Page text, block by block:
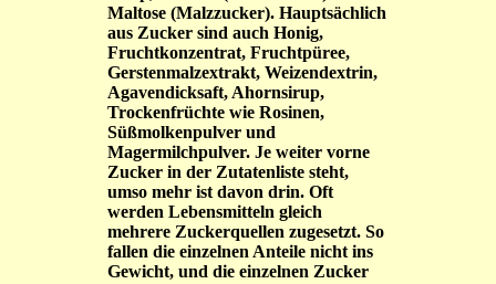
Maltose (Malzzucker). Hauptsächlich
aus Zucker sind auch Honig,
Fruchtkonzentrat, Fruchtpüree,
Gerstenmalzextrakt, Weizendextrin,
Agavendicksaft, Ahornsirup,
Trockenfrüchte wie Rosinen,
Süßmolkenpulver und
Magermilchpulver. Je weiter vorne
Zucker in der Zutatenliste steht,
umso mehr ist davon drin. Oft
werden Lebensmitteln gleich
mehrere Zuckerquellen zugesetzt. So
fallen die einzelnen Anteile nicht ins
Gewicht, und die einzelnen Zucker